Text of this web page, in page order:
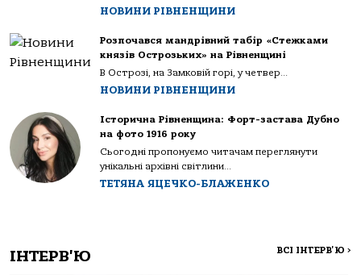
НОВИНИ РІВНЕНЩИНИ
Розпочався мандрівний табір «Стежками
князів Острозьких» на Рівненщині
В Острозі, на Замковій горі, у четвер...
НОВИНИ РІВНЕНЩИНИ
Історична Рівненщина: Форт-застава Дубно
на фото 1916 року
Сьогодні пропонуємо читачам переглянути
унікальні архівні світлини...
ТЕТЯНА ЯЦЕЧКО-БЛАЖЕНКО
ІНТЕРВ'Ю ВСІ ІНТЕРВ'Ю >